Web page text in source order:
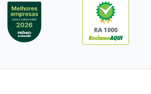
RA 1000